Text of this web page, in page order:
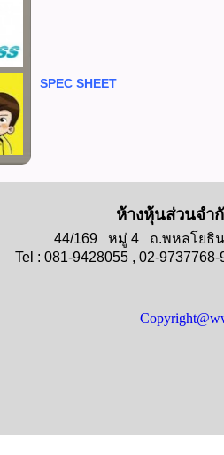
SPEC SHEET
ห้างหุ้นส่วนจำ
44/169 หมู่ 4 ถ.พหลโยธิ
Tel : 081-9428055 , 02-